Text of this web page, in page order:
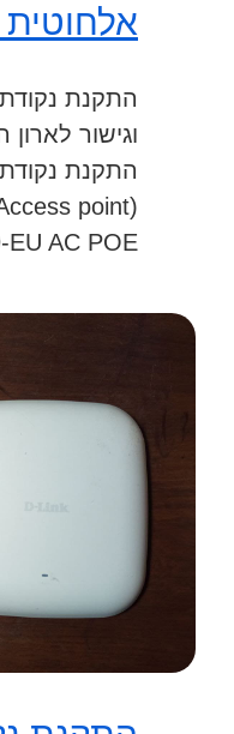
וגישור
התקנת
EU AC POE